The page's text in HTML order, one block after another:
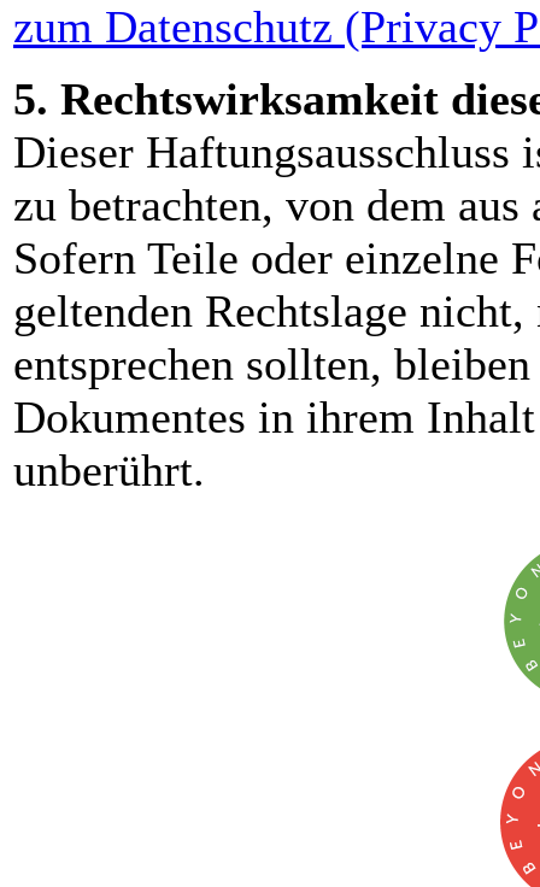
zum Datenschutz (Privacy
5. Rechtswirksamkeit
Dieser Haftungsausschluss
zu betrachten, von dem
Sofern Teile oder einzelne
geltenden Rechtslage
entsprechen sollten,
Dokumentes in ihrem
unberührt.